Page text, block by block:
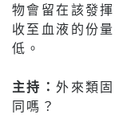
物會留在該發
收至血液的份
低。
主持：外來類
同嗎？